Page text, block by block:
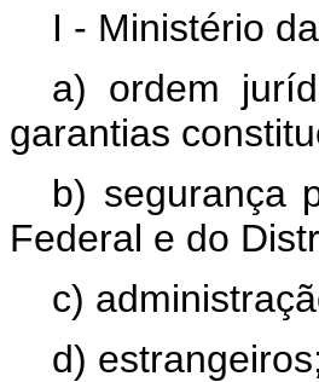
I - Ministério
a) ordem
garantias
b) segurança
Federal e do
c)
d) estrangeiros;